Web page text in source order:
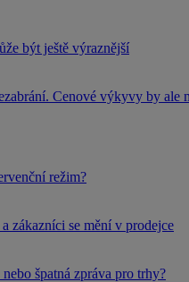
být ještě výraznější
Cenové výkyvy by ale
režim?
zákazníci se mění v prodejce
špatná zpráva pro trhy?